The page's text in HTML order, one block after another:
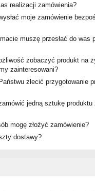
realizacji zamówienia?
moje zamówienie
muszę przesłać do was
zobaczyć produkt na
zainteresowani?
zlecić przygotowanie
jedną sztukę produktu
mogę złożyć zamówienie?
dostawy?